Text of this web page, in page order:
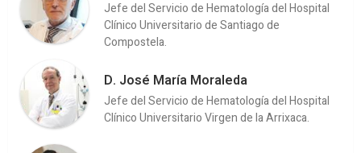
Jefe del Servicio de Hematología del Hospital
Clínico Universitario de Santiago de
Compostela.
D. José María Moraleda
Jefe del Servicio de Hematología del Hospital
Clínico Universitario Virgen de la Arrixaca.